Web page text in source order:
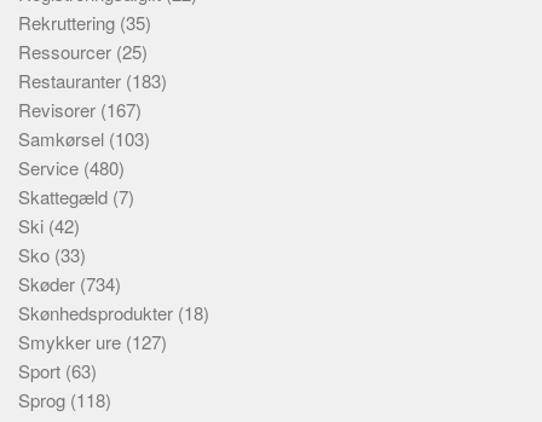
Rekruttering (35)
Ressourcer (25)
Restauranter (183)
Revisorer (167)
Samkørsel (103)
Service (480)
Skattegæld (7)
Ski (42)
Sko (33)
Skøder (734)
Skønhedsprodukter (18)
Smykker ure (127)
Sport (63)
Sprog (118)